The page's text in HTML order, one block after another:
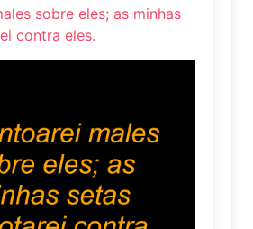
sobre eles; as minhas
contra eles.